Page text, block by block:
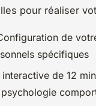
pour réaliser
de
spécifiques
de 12